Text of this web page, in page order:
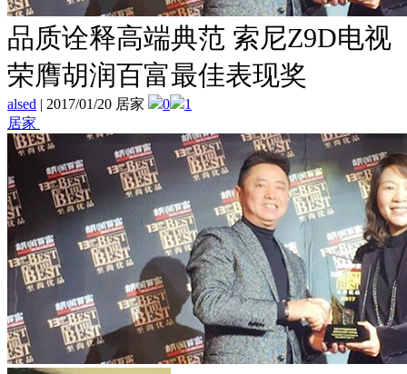
品质诠释高端典范 索尼Z9D电视
荣膺胡润百富最佳表现奖
alsed | 2017/01/20 居家 0
1
居家